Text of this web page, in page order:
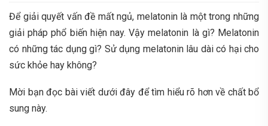
Để giải quyết vấn đề mất ngủ, melatonin là một trong những
giải pháp phổ biến hiện nay. Vậy melatonin là gì? Melatonin
có những tác dụng gì? Sử dụng melatonin lâu dài có hại cho
sức khỏe hay không?
Mời bạn đọc bài viết dưới đây để tìm hiểu rõ hơn về chất bổ
sung này.